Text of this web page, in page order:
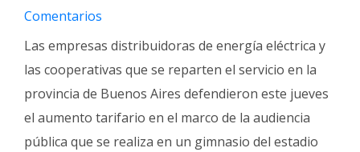
Familia
Clasificados
Fúnebres
Comentarios
Las empresas distribuidoras de energía eléctrica y
las cooperativas que se reparten el servicio en la
provincia de Buenos Aires defendieron este jueves
el aumento tarifario en el marco de la audiencia
pública que se realiza en un gimnasio del estadio